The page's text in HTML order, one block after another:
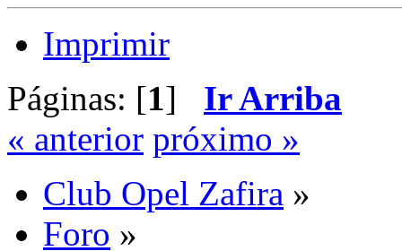
Imprimir
Páginas: [1] Ir Arriba
« anterior próximo »
Club Opel Zafira »
Foro »